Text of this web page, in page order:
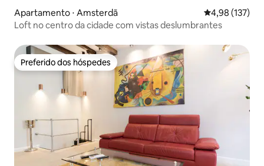
Apartamento ⋅ Amsterdã 4,98 de uma
4,98 (137)
Loft no centro da cidade com vistas deslumbrantes
Preferido dos hóspedes
Preferido dos hóspedes